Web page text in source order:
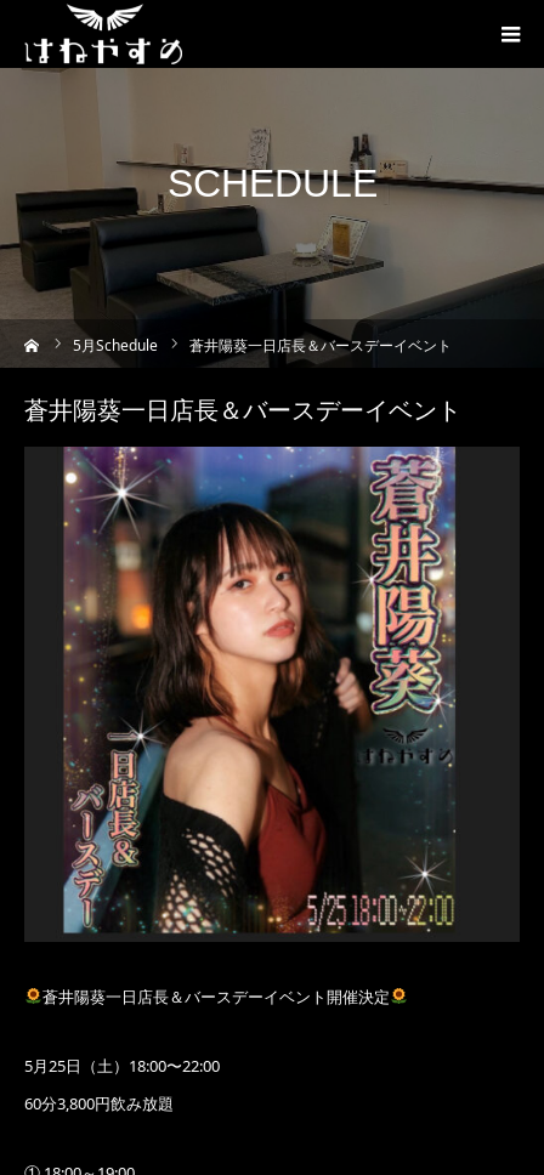
SCHEDULE
5月Schedule 蒼井陽葵一日店長＆バースデーイベント
蒼井陽葵一日店長＆バースデーイベント
蒼井陽葵一日店長＆バースデーイベント開催決定
5月25日（土）18:00〜22:00
60分3,800円飲み放題